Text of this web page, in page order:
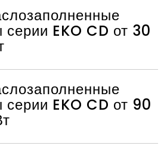
EKO CD от 30
EKO CD от 90